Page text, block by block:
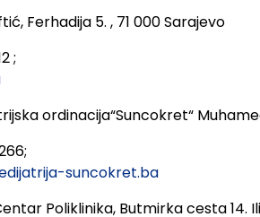
Ferhadija 5. , 71 000 Sarajevo
;
ordinacija“Suncokret“
suncokret.ba
Poliklinika, Butmirka cesta 14.